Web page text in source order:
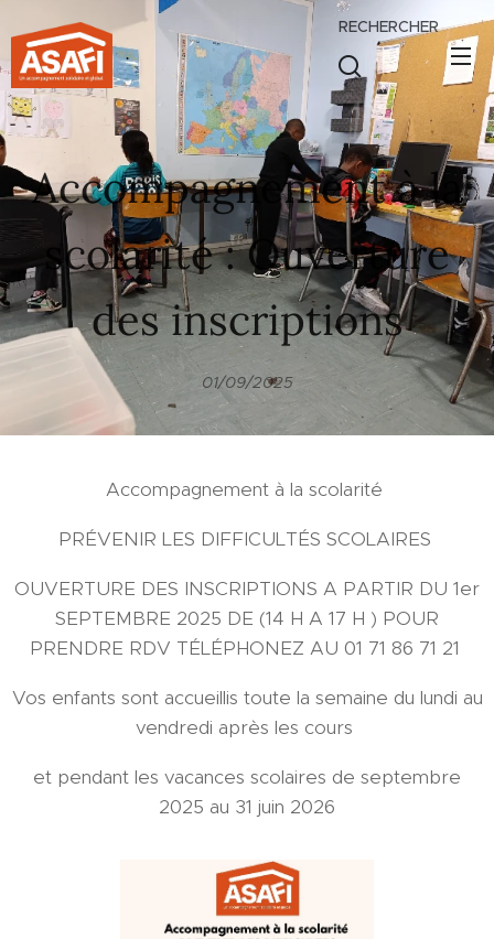
.
RECHERCHER
Accompagnement à la
scolarité : Ouverture
des inscriptions
01/09/2025
Accompagnement à la scolarité
PRÉVENIR LES DIFFICULTÉS SCOLAIRES
OUVERTURE DES INSCRIPTIONS A PARTIR DU 1er
SEPTEMBRE 2025 DE (14 H A 17 H ) POUR
PRENDRE RDV TÉLÉPHONEZ AU 01 71 86 71 21
Vos enfants sont accueillis toute la semaine du lundi au
vendredi après les cours
et pendant les vacances scolaires de septembre
2025 au 31 juin 2026